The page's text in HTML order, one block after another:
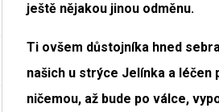
ještě nějakou jinou odměnu.
Ti ovšem důstojníka hned
našich u strýce Jelínka a léčen
ničemou, až bude po válce,